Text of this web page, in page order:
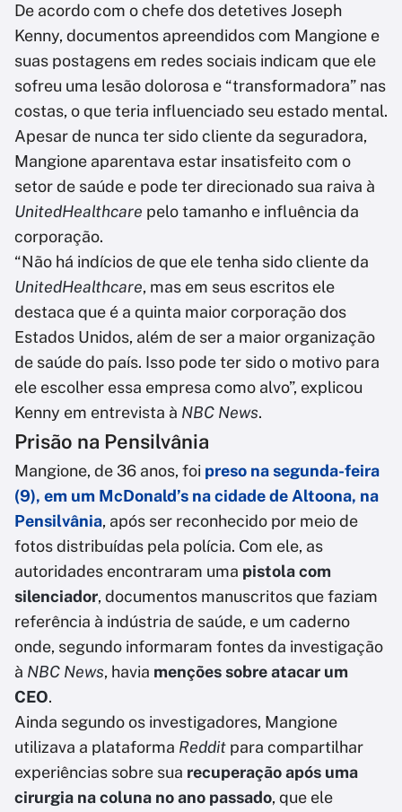
De acordo com o chefe dos detetives Joseph
Kenny, documentos apreendidos com Mangione e
suas postagens em redes sociais indicam que ele
sofreu uma lesão dolorosa e “transformadora” nas
costas, o que teria influenciado seu estado mental.
Apesar de nunca ter sido cliente da seguradora,
Mangione aparentava estar insatisfeito com o
setor de saúde e pode ter direcionado sua raiva à
UnitedHealthcare pelo tamanho e influência da
corporação.
“Não há indícios de que ele tenha sido cliente da
UnitedHealthcare, mas em seus escritos ele
destaca que é a quinta maior corporação dos
Estados Unidos, além de ser a maior organização
de saúde do país. Isso pode ter sido o motivo para
ele escolher essa empresa como alvo”, explicou
Kenny em entrevista à NBC News.
Prisão na Pensilvânia
Mangione, de 36 anos, foi preso na segunda-feira
(9), em um McDonald’s na cidade de Altoona, na
Pensilvânia, após ser reconhecido por meio de
fotos distribuídas pela polícia. Com ele, as
autoridades encontraram uma pistola com
silenciador, documentos manuscritos que faziam
referência à indústria de saúde, e um caderno
onde, segundo informaram fontes da investigação
à NBC News, havia menções sobre atacar um
CEO.
Ainda segundo os investigadores, Mangione
utilizava a plataforma Reddit para compartilhar
experiências sobre sua recuperação após uma
cirurgia na coluna no ano passado, que ele